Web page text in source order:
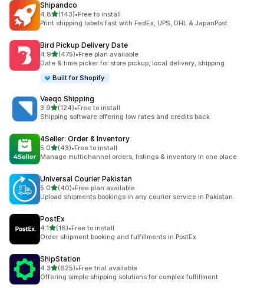
Shipandco
4.8เต็ม 5 ดาว
(143)
ทั้งหมด 143 รีวิว
•Free to install
Print shipping labels fast with FedEx, UPS, DHL & JapanPost.
Bird Pickup Delivery Date
4.9เต็ม 5 ดาว
(475)
ทั้งหมด 475 รีวิว
•Free plan available
Date & time picker for store pickup, local delivery, shipping
Built for Shopify
Veeqo Shipping
3.9เต็ม 5 ดาว
(124)
ทั้งหมด 124 รีวิว
•Free to install
Shipping software offering low rates and credits back
4Seller: Order & Inventory
5.0เต็ม 5 ดาว
(43)
ทั้งหมด 43 รีวิว
•Free to install
Manage multichannel orders, listings & inventory in one place
Universal Courier Pakistan
5.0เต็ม 5 ดาว
(40)
ทั้งหมด 40 รีวิว
•Free plan available
Upload shipments bookings in any courier service in Pakistan.
PostEx
4.1เต็ม 5 ดาว
(16)
ทั้งหมด 16 รีวิว
•Free to install
Order shipment booking and fulfillments in PostEx
ShipStation
4.3เต็ม 5 ดาว
(625)
ทั้งหมด 625 รีวิว
•Free trial available
Offering simple shipping solutions for complex fulfillment